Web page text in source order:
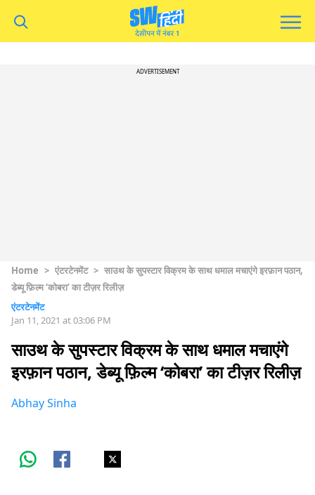
ADVERTISEMENT
Home > एंटरटेनमेंट > साउथ के सुपस्टार विक्रम के साथ धमाल मचाएंगे इरफ़ान पठान,
डेब्यू फ़िल्म ‘कोबरा’ का टीज़र रिलीज़
एंटरटेनमेंट
Jan 11, 2021 at 03:06 PM
साउथ के सुपस्टार विक्रम के साथ धमाल मचाएंगे
इरफ़ान पठान, डेब्यू फ़िल्म ‘कोबरा’ का टीज़र रिलीज़
Abhay Sinha